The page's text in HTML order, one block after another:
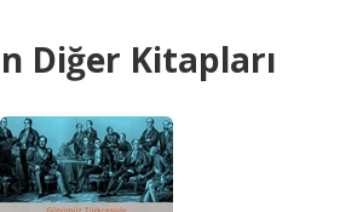
Diğer Kitapları